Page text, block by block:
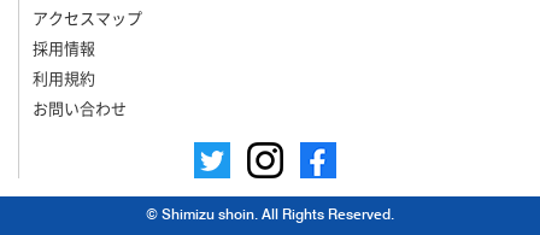
アクセスマップ
採用情報
利用規約
お問い合わせ
© Shimizu shoin. All Rights Reserved.